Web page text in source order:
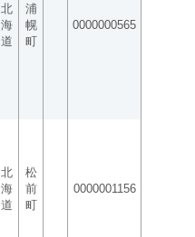
北
海
道
浦
幌
町
0000000565
北
海
道
松
前
町
0000001156